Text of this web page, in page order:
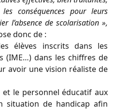
conséquences pour leurs
l’absence de scolarisation »,
donc de :
élèves inscrits dans les
(IME…) dans les chiffres de
avoir une vision réaliste de
le personnel éducatif aux
situation de handicap afin